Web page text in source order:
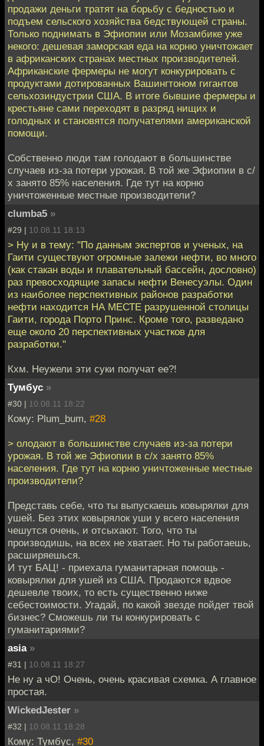
продажи деньги тратят на борьбу с бедностью и
подъем сельского хозяйства бедствующей страны.
Только поднимать в Эфиопии или Мозамбике уже
некого: дешевая заморская еда на корню уничтожает
в африканских странах местных производителей.
Африканские фермеры не могут конкурировать с
продуктами дотированных Вашингтоном гигантов
сельхозиндустрии США. В итоге бывшие фермеры и
крестьяне сами переходят в разряд нищих и
голодных и становятся получателями американской
помощи.
Собственно люди там голодают в большинстве
случаев из-за потери урожая. В той же Эфиопии в с/
х занято 85% населения. Где тут на корню
уничтоженные местные производители?
clumba5 »
#29 | 10.08.11 18:13
> Ну и в тему: "По данным экспертов и ученых, на
Гаити существуют огромные залежи нефти, во много
(как стакан воды и плавательный бассейн, дословно)
раз превосходящие запасы нефти Венесуэлы. Один
из наиболее перспективных районов разработки
нефти находится НА МЕСТЕ разрушенной столицы
Гаити, города Порто Принс. Кроме того, разведано
еще около 20 перспективных участков для
разработки."
Кхм. Неужели эти суки получат ее?!
Тумбус »
#30 | 10.08.11 18:22
Кому: Plum_bum, #28
> олодают в большинстве случаев из-за потери
урожая. В той же Эфиопии в с/х занято 85%
населения. Где тут на корню уничтоженные местные
производители?
Представь себе, что ты выпускаешь ковырялки для
ушей. Без этих ковырялок уши у всего населения
чешутся очень, и отсыхают. Того, что ты
производишь, на всех не хватает. Но ты работаешь,
расширяешься.
И тут БАЦ! - приехала гуманитарная помощь -
ковырялки для ушей из США. Продаются вдвое
дешевле твоих, то есть существенно ниже
себестоимости. Угадай, по какой звезде пойдет твой
бизнес? Сможешь ли ты конкурировать с
гуманитариями?
asia »
#31 | 10.08.11 18:27
Не ну а чО! Очень, очень красивая схемка. А главное
простая.
WickedJester »
#32 | 10.08.11 18:28
Кому: Тумбус, #30